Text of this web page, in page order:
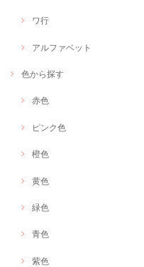
ワ行
アルファベット
色から探す
赤色
ピンク色
橙色
黄色
緑色
青色
紫色